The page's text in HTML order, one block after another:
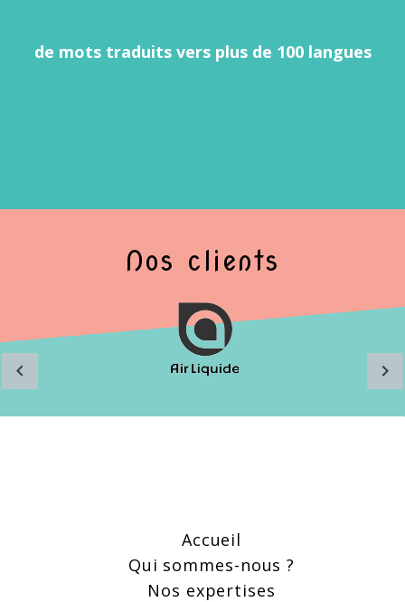
de mots traduits vers plus de 100 langues
Nos clients
Accueil
Qui sommes-nous ?
Nos expertises